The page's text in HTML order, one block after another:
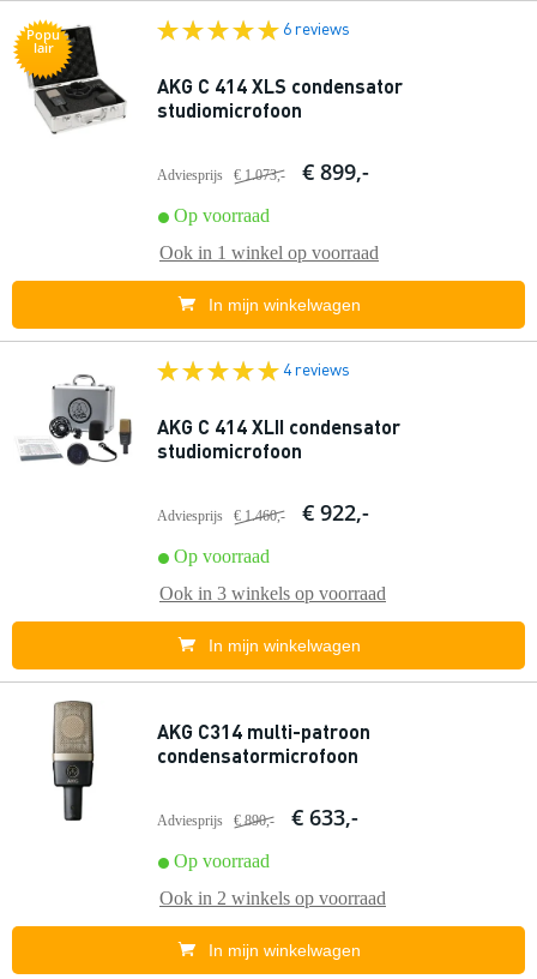
Popu
lair
6 reviews
AKG C 414 XLS condensator
studiomicrofoon
Adviesprijs € 1.073,- € 899,-
Op voorraad
Ook in 1 winkel op voorraad
In mijn winkelwagen
4 reviews
AKG C 414 XLII condensator
studiomicrofoon
Adviesprijs € 1.460,- € 922,-
Op voorraad
Ook in 3 winkels op voorraad
In mijn winkelwagen
AKG C314 multi-patroon
condensatormicrofoon
Adviesprijs € 890,- € 633,-
Op voorraad
Ook in 2 winkels op voorraad
In mijn winkelwagen